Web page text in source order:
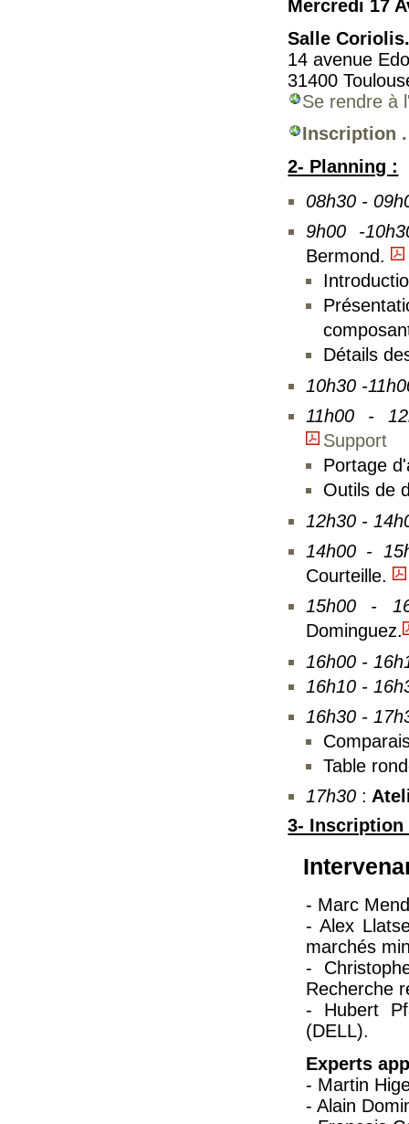
Mercredi 17
Salle
14 avenue
31400
Se rendre à
Inscription .
2- Planning :
08h30 -
9h00 -
Bermond.
Détails
10h30 -
11h00 -
Support
Portage
Outils de
12h30 -
14h00 -
Courteille.
15h00 -
Dominguez.
16h00 -
16h10 -
16h30 -
Table
17h30 :
3- Inscription
- Marc
- Alex
marchés
-
Recherche
- Hubert
(DELL).
Experts
- Martin
- Alain